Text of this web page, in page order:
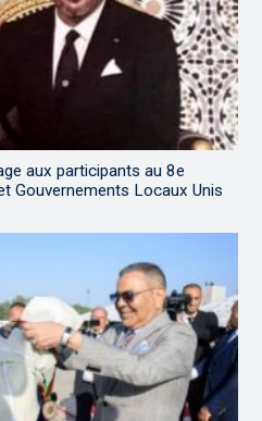
aux participants au 8e
Gouvernements Locaux Unis